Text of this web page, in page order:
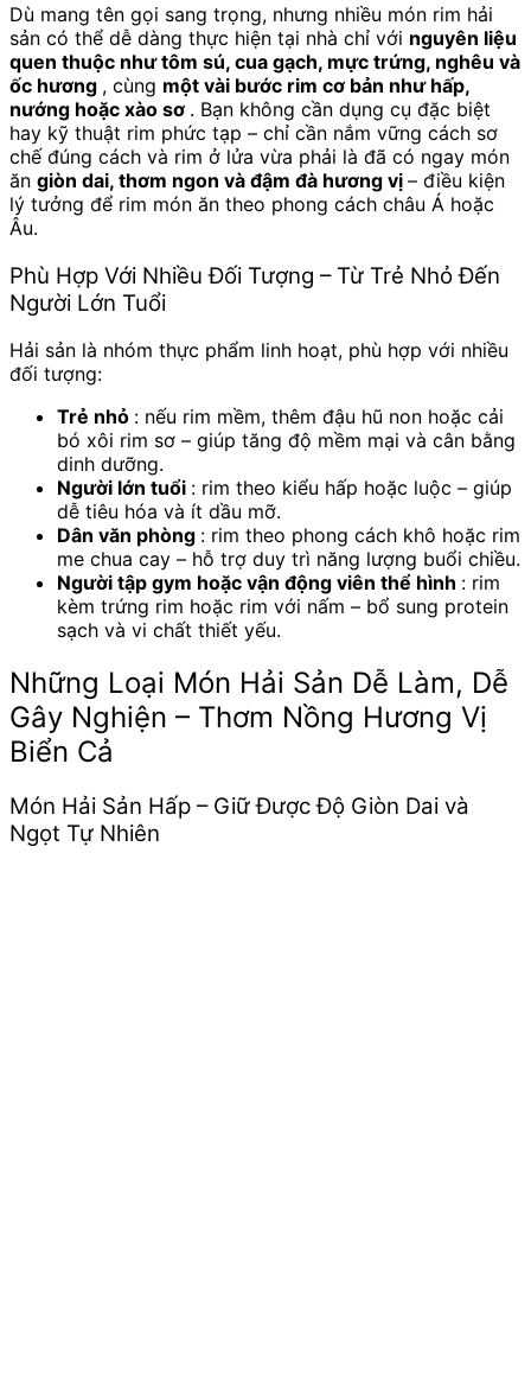
Dù mang tên gọi sang trọng, nhưng nhiều món rim hải
sản có thể dễ dàng thực hiện tại nhà chỉ với nguyên liệu
quen thuộc như tôm sú, cua gạch, mực trứng, nghêu và
ốc hương , cùng một vài bước rim cơ bản như hấp,
nướng hoặc xào sơ . Bạn không cần dụng cụ đặc biệt
hay kỹ thuật rim phức tạp – chỉ cần nắm vững cách sơ
chế đúng cách và rim ở lửa vừa phải là đã có ngay món
ăn giòn dai, thơm ngon và đậm đà hương vị – điều kiện
lý tưởng để rim món ăn theo phong cách châu Á hoặc
Âu.
Phù Hợp Với Nhiều Đối Tượng – Từ Trẻ Nhỏ Đến
Người Lớn Tuổi
Hải sản là nhóm thực phẩm linh hoạt, phù hợp với nhiều
đối tượng:
Trẻ nhỏ : nếu rim mềm, thêm đậu hũ non hoặc cải
bó xôi rim sơ – giúp tăng độ mềm mại và cân bằng
dinh dưỡng.
Người lớn tuổi : rim theo kiểu hấp hoặc luộc – giúp
dễ tiêu hóa và ít dầu mỡ.
Dân văn phòng : rim theo phong cách khô hoặc rim
me chua cay – hỗ trợ duy trì năng lượng buổi chiều.
Người tập gym hoặc vận động viên thể hình : rim
kèm trứng rim hoặc rim với nấm – bổ sung protein
sạch và vi chất thiết yếu.
Những Loại Món Hải Sản Dễ Làm, Dễ
Gây Nghiện – Thơm Nồng Hương Vị
Biển Cả
Món Hải Sản Hấp – Giữ Được Độ Giòn Dai và
Ngọt Tự Nhiên